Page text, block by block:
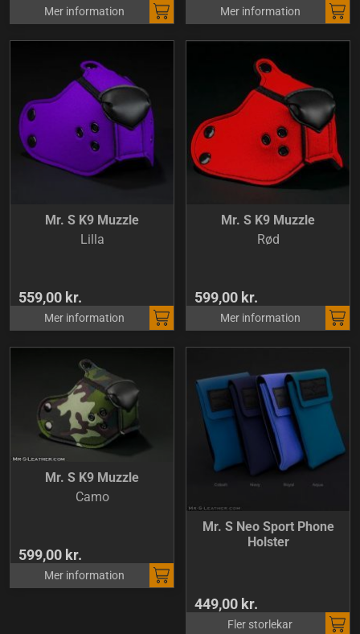
Mer information Mer information
Mr. S K9 Muzzle
Lilla
559,00 kr.
Mer information
Mr. S K9 Muzzle
Rød
599,00 kr.
Mer information
Mr. S K9 Muzzle
Camo
599,00 kr.
Mer information
Mr. S Neo Sport Phone
Holster
449,00 kr.
Fler storlekar